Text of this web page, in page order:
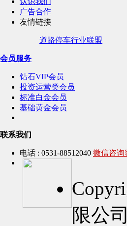
广告合作
友情链接
道路停车行业联盟
会员服务
钻石VIP会员
投资运营类会员
标准白金会员
基础黄金会员
联系我们
电话 : 0531-88512040 微信咨询
限公